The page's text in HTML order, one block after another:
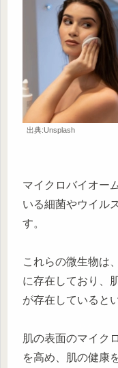
出典:Unsplash
マイクロバイオー
いる細菌やウイル
す。
これらの微生物は
に存在しており、
が存在していると
肌の表面のマイク
を高め、肌の健康